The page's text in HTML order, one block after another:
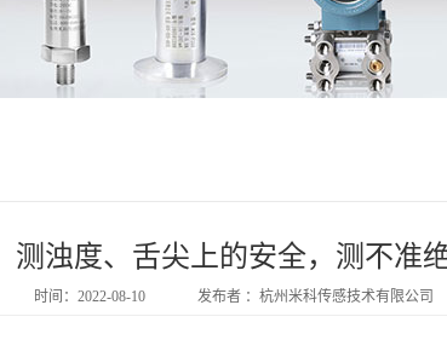
测浊度、舌尖上的安全，测不准绝
时间：2022-08-10 发布者 ：杭州米科传感技术有限公司